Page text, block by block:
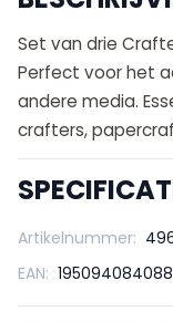
Set van drie
Perfect voor het
andere media.
crafters,
Artikelnummer:
EAN: 195094084088